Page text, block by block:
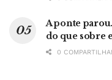
A ponte
do que sobre
0